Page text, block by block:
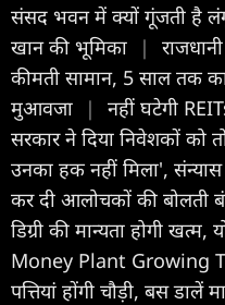
संसद भवन में क्यों गूंजती है
खान की भूमिका
|
कीमती सामान, 5 साल तक
मुआवजा
|
नहीं घटेगी
सरकार ने दिया निवेशकों को
उनका हक नहीं मिला',
कर दी आलोचकों की बोलती
डिग्री की मान्यता होगी
Money Plant Growing
पत्तियां होंगी चौड़ी, बस